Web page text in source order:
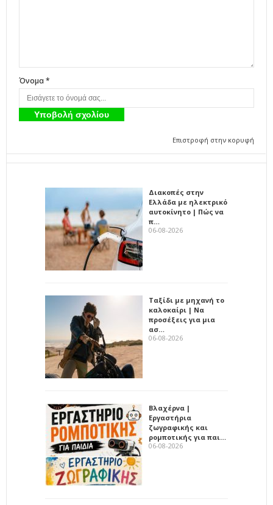
Όνομα *
Επιστροφή στην κορυφή
Διακοπές στην
Ελλάδα με ηλεκτρικό
αυτοκίνητο | Πώς να
π…
06-08-2026
Ταξίδι με μηχανή το
καλοκαίρι | Να
προσέξεις για μια
ασ…
06-08-2026
Βλαχέρνα |
Εργαστήρια
ζωγραφικής και
ρομποτικής για παι…
06-08-2026